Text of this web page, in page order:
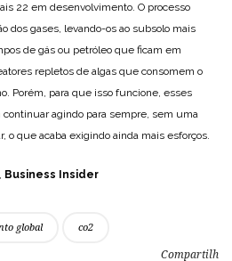
22 em desenvolvimento. O processo
dos gases, levando-os ao subsolo mais
de gás ou petróleo que ficam em
repletos de algas que consomem o
Porém, para que isso funcione, esses
agindo para sempre, sem uma
o que acaba exigindo ainda mais esforços.
, Business Insider
global co2
Compartilh